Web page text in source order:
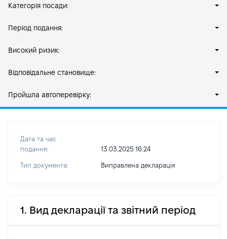
Категорія посади:
Період подання:
Високий ризик:
Відповідальне становище:
Пройшла автоперевірку:
Дата та час
подання:
13.03.2025 16:24
Тип документа: Виправлена декларація
1. Вид декларації та звітний період